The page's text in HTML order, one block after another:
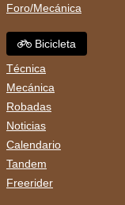
Foro/Mecánica
Bicicleta
Técnica
Mecánica
Robadas
Noticias
Calendario
Tandem
Freerider